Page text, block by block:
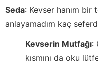
Seda: Kevser hanım
anlayamadım kaç
Kevserin Mutfağı:
kısmını da oku